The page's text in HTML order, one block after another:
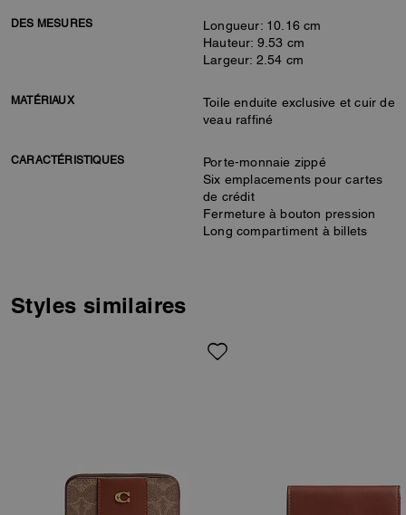
DES MESURES
Longueur: 10.16 cm
Hauteur: 9.53 cm
Largeur: 2.54 cm
MATÉRIAUX
Toile enduite exclusive et cuir de
veau raffiné
CARACTÉRISTIQUES
Porte-monnaie zippé
Six emplacements pour cartes
de crédit
Fermeture à bouton pression
Long compartiment à billets
Styles similaires